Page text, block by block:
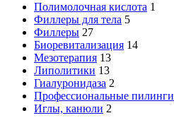
Полимолочная кислота 1
Филлеры для тела 5
Филлеры 27
Биоревитализация 14
Мезотерапия 13
Липолитики 13
Гиалуронидаза 2
Профессиональные пилинги
Иглы, канюли 2